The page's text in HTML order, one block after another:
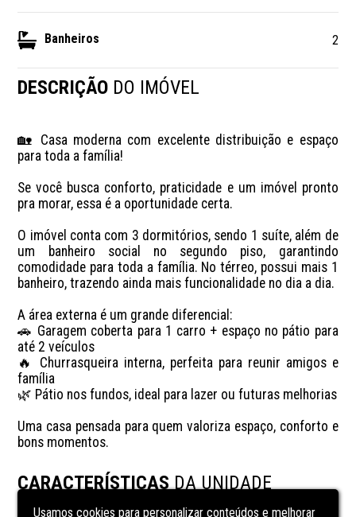
Banheiros 2
DESCRIÇÃO DO IMÓVEL
🏡 Casa moderna com excelente distribuição e espaço
para toda a família!
Se você busca conforto, praticidade e um imóvel pronto
pra morar, essa é a oportunidade certa.
O imóvel conta com 3 dormitórios, sendo 1 suíte, além de
um banheiro social no segundo piso, garantindo
comodidade para toda a família. No térreo, possui mais 1
banheiro, trazendo ainda mais funcionalidade no dia a dia.
A área externa é um grande diferencial:
🚗 Garagem coberta para 1 carro + espaço no pátio para
até 2 veículos
🔥 Churrasqueira interna, perfeita para reunir amigos e
família
🌿 Pátio nos fundos, ideal para lazer ou futuras melhorias
Uma casa pensada para quem valoriza espaço, conforto e
bons momentos.
CARACTERÍSTICASDA UNIDADE
Usamos cookies para personalizar conteúdos e melhorar